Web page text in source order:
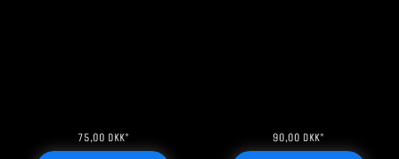
75,00 DKK* 90,00 DKK*